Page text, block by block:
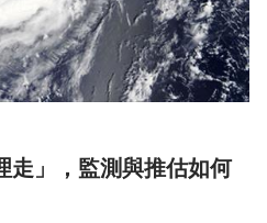
走」，監測與推估如何